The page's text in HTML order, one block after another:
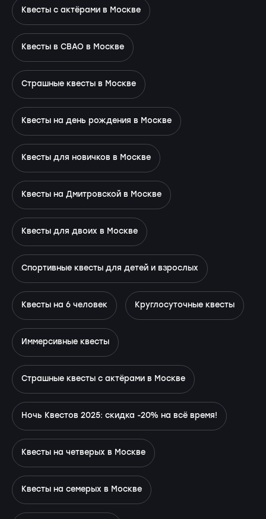
Квесты с актёрами в Москве
Квесты в СВАО в Москве
Страшные квесты в Москве
Квесты на день рождения в Москве
Квесты для новичков в Москве
Квесты на Дмитровской в Москве
Квесты для двоих в Москве
Спортивные квесты для детей и взрослых
Квесты на 6 человек Круглосуточные квесты
Иммерсивные квесты
Страшные квесты с актёрами в Москве
Ночь Квестов 2025: скидка -20% на всё время!
Квесты на четверых в Москве
Квесты на семерых в Москве